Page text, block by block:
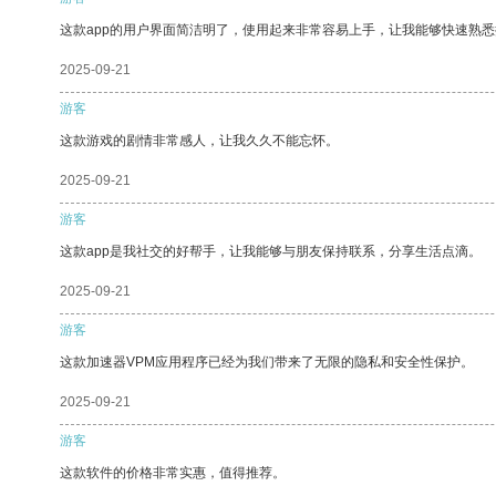
这款app的用户界面简洁明了，使用起来非常容易上手，让我能够快速熟
2025-09-21
游客
这款游戏的剧情非常感人，让我久久不能忘怀。
2025-09-21
游客
这款app是我社交的好帮手，让我能够与朋友保持联系，分享生活点滴。
2025-09-21
游客
这款加速器VPM应用程序已经为我们带来了无限的隐私和安全性保护。
2025-09-21
游客
这款软件的价格非常实惠，值得推荐。